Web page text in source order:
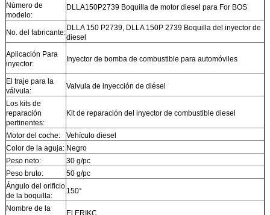
Número de
modelo:
DLLA150P2739 Boquilla de motor diesel para For BOS
No. del fabricante:
DLLA 150 P2739, DLLA 150P 2739 Boquilla del inyector de
diesel
Aplicación Para
inyector:
Inyector de bomba de combustible para automóviles
El traje para la
válvula:
Valvula de inyección de diésel
Los kits de
reparación
pertinentes:
Kit de reparación del inyector de combustible diesel
Motor del coche:
Vehículo diesel
Color de la aguja: Negro
Peso neto:
30 g/pc
Peso bruto:
50 g/pc
Ángulo del orificio
de la boquilla:
150°
Nombre de la
El ERIKC